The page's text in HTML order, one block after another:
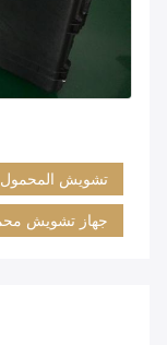
تشويش المحمول
جهاز تشويش